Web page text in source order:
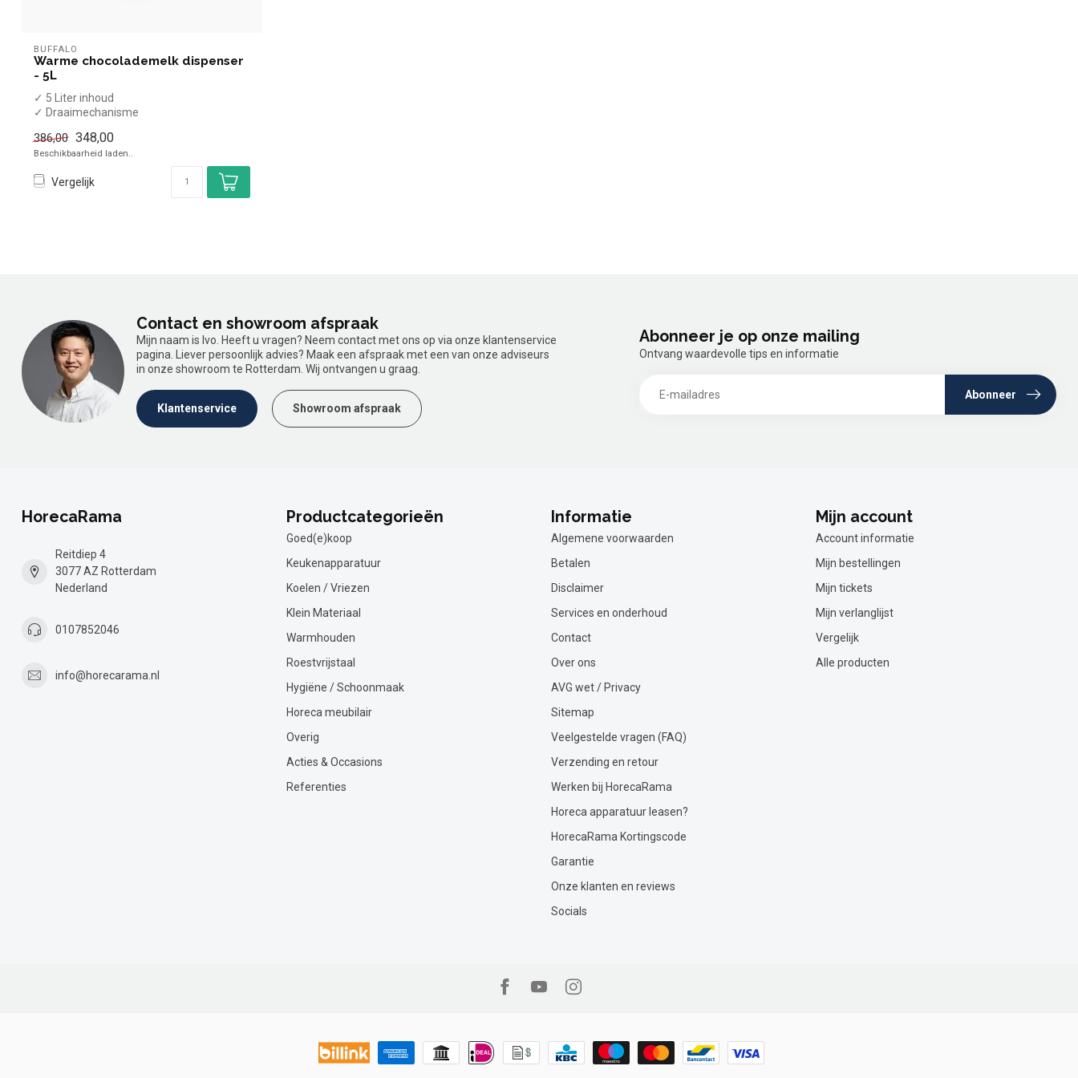
BUFFALO
Warme chocolademelk dispenser
- 5L
✓ 5 Liter inhoud
✓ Draaimechanisme
386,00 348,00
Beschikbaarheid laden..
Vergelijk
Contact en showroom afspraak
Mijn naam is Ivo. Heeft u vragen? Neem contact met ons op via onze klantenservice
pagina. Liever persoonlijk advies? Maak een afspraak met een van onze adviseurs
in onze showroom te Rotterdam. Wij ontvangen u graag.
Klantenservice Showroom afspraak
Abonneer je op onze mailing
Ontvang waardevolle tips en informatie
Abonneer
HorecaRama
Reitdiep 4
3077 AZ Rotterdam
Nederland
0107852046
info@horecarama.nl
Productcategorieën
Goed(e)koop
Keukenapparatuur
Koelen / Vriezen
Klein Materiaal
Warmhouden
Roestvrijstaal
Hygiëne / Schoonmaak
Horeca meubilair
Overig
Acties & Occasions
Referenties
Informatie
Algemene voorwaarden
Betalen
Disclaimer
Services en onderhoud
Contact
Over ons
AVG wet / Privacy
Sitemap
Veelgestelde vragen (FAQ)
Verzending en retour
Werken bij HorecaRama
Horeca apparatuur leasen?
HorecaRama Kortingscode
Garantie
Onze klanten en reviews
Socials
Mijn account
Account informatie
Mijn bestellingen
Mijn tickets
Mijn verlanglijst
Vergelijk
Alle producten